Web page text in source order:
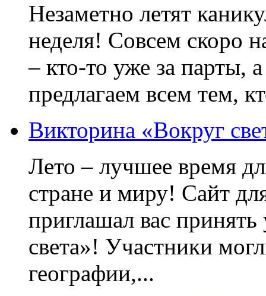
Незаметно летят
неделя! Совсем скоро
– кто-то уже за парты,
предлагаем всем тем,
Викторина «Вокруг
Лето – лучшее время
стране и миру! Сайт
приглашал вас
света»! Участники
географии,...